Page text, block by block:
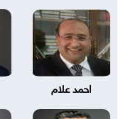
احمد علام